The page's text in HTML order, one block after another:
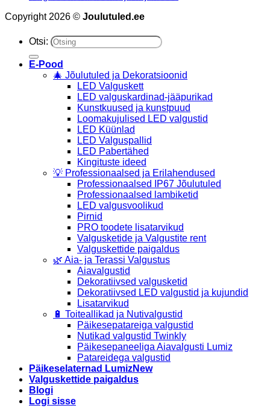
Copyright 2026 © Joulutuled.ee
Otsi:
E-Pood
🎄 Jõulutuled ja Dekoratsioonid
LED Valguskett
LED valguskardinad-jääpurikad
Kunstkuused ja kunstpuud
Loomakujulised LED valgustid
LED Küünlad
LED Valguspallid
LED Pabertähed
Kingituste ideed
💡 Professionaalsed ja Erilahendused
Professionaalsed IP67 Jõulutuled
Professionaalsed lambiketid
LED valgusvoolikud
Pirnid
PRO toodete lisatarvikud
Valgusketide ja Valgustite rent
Valguskettide paigaldus
🌿 Aia- ja Terassi Valgustus
Aiavalgustid
Dekoratiivsed valgusketid
Dekoratiivsed LED valgustid ja kujundid
Lisatarvikud
🔋 Toiteallikad ja Nutivalgustid
Päikesepatareiga valgustid
Nutikad valgustid Twinkly
Päikesepaneeliga Aiavalgusti Lumiz
Patareidega valgustid
Päikeselaternad Lumiz
Valguskettide paigaldus
Blogi
Logi sisse